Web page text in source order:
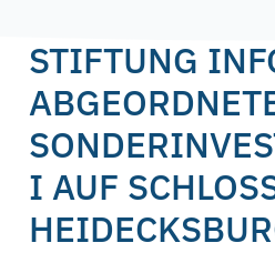
STIFTUNG
I AUF